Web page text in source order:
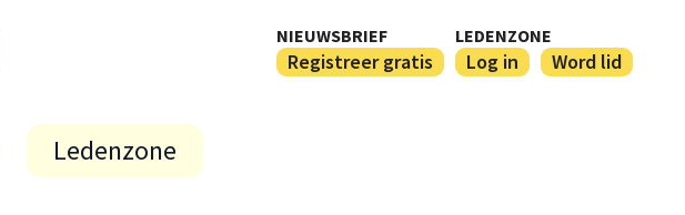
NIEUWSBRIEF
Registreer gratis
LEDENZONE
Log in Word lid
Ledenzone